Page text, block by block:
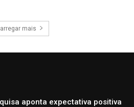
mais
aponta expectativa positiva